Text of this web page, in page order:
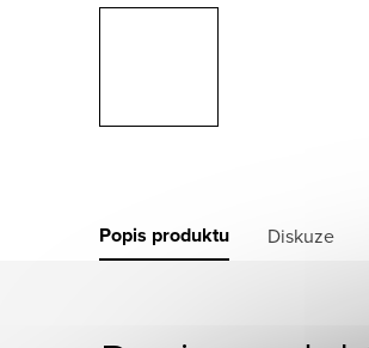
Popis produktu Diskuze